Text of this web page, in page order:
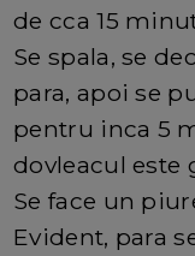
de cca 15
Se spala, se
para, apoi se
pentru inca 5
dovleacul este
Se face un
Evident, para